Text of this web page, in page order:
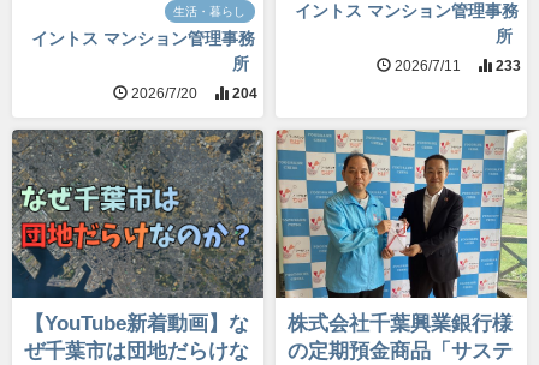
生活・暮らし
イントス マンション管理事務
所
2026/7/20 204
イントス マンション管理事務
所
2026/7/11 233
【YouTube新着動画】な
ぜ千葉市は団地だらけな
株式会社千葉興業銀行様
の定期預金商品「サステ